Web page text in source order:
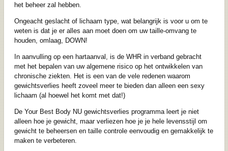
het beheer zal hebben.
Ongeacht geslacht of lichaam type, wat belangrijk is voor u om te
weten is dat je er alles aan moet doen om uw taille-omvang te
houden, omlaag, DOWN!
In aanvulling op een hartaanval, is de WHR in verband gebracht
met het bepalen van uw algemene risico op het ontwikkelen van
chronische ziekten. Het is een van de vele redenen waarom
gewichtsverlies heeft zoveel meer te bieden dan alleen een sexy
lichaam (al hoewel het komt met dat!)
De Your Best Body NU gewichtsverlies programma leert je niet
alleen hoe je gewicht, maar verliezen hoe je je hele levensstijl om
gewicht te beheersen en taille controle eenvoudig en gemakkelijk te
maken te verbeteren.